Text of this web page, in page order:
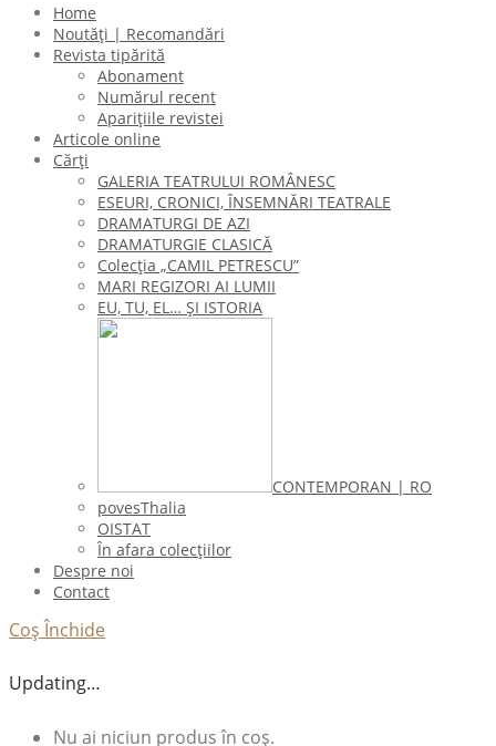
Home
Noutăți | Recomandări
Revista tipărită
Abonament
Numărul recent
Aparițiile revistei
Articole online
Cărți
GALERIA TEATRULUI ROMÂNESC
ESEURI, CRONICI, ÎNSEMNĂRI TEATRALE
DRAMATURGI DE AZI
DRAMATURGIE CLASICĂ
Colecţia „CAMIL PETRESCU”
MARI REGIZORI AI LUMII
EU, TU, EL… ŞI ISTORIA
CONTEMPORAN | RO
povesThalia
OISTAT
În afara colecţiilor
Despre noi
Contact
Coș Închide
Updating…
Nu ai niciun produs în coș.